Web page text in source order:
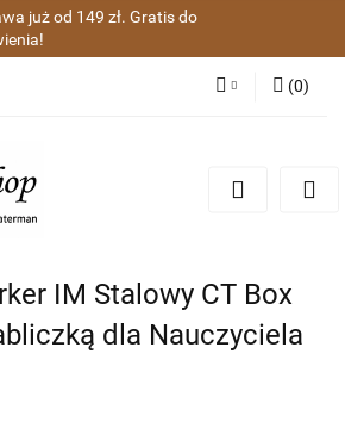
już od 149 zł. Gratis do
Zarejestruj się
(0)
IM Stalowy CT Box
dla Nauczyciela